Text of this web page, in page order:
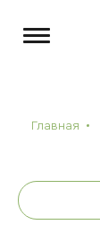
Главная